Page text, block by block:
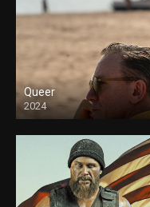
Queer
2024